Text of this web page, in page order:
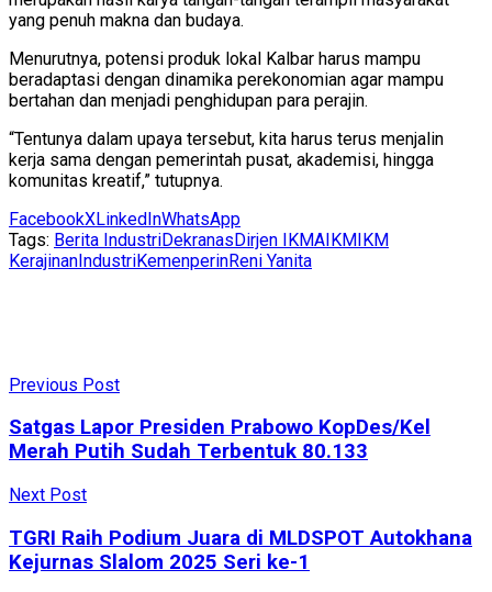
yang penuh makna dan budaya.
Menurutnya, potensi produk lokal Kalbar harus mampu
beradaptasi dengan dinamika perekonomian agar mampu
bertahan dan menjadi penghidupan para perajin.
“Tentunya dalam upaya tersebut, kita harus terus menjalin
kerja sama dengan pemerintah pusat, akademisi, hingga
komunitas kreatif,” tutupnya.
FacebookXLinkedInWhatsApp
Tags: Berita IndustriDekranasDirjen IKMAIKMIKM
KerajinanIndustriKemenperinReni Yanita
Previous Post
Satgas Lapor Presiden Prabowo KopDes/Kel
Merah Putih Sudah Terbentuk 80.133
Next Post
TGRI Raih Podium Juara di MLDSPOT Autokhana
Kejurnas Slalom 2025 Seri ke-1